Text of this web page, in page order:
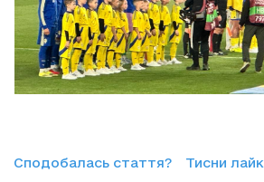
Сподобалась стаття? Тисни лайк